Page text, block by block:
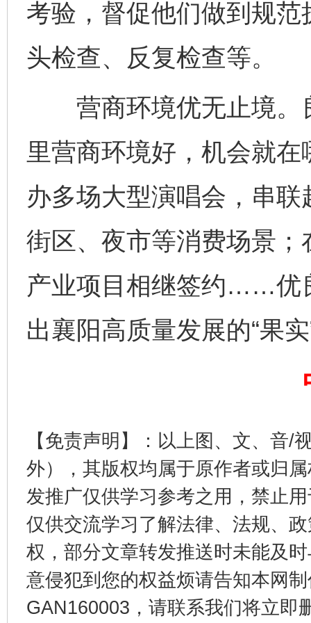
考验，督促他们做到规
头检查、反复检查等。
营商环境优无止境。
里营商环境好，机会就
办多场大型演唱会，串
街区、夜市等消费场景
产业项目相继签约……优
出襄阳高质量发展的“果
【免责声明】：以上图、文、音/
外），其版权均属于原作者或归
发推广仅供学习参考之用，禁止
仅供交流学习了解法律、法规、
权，部分文章转发推送时未能及
意侵犯到您的权益烦请告知本网
GAN160003，请联系我们将立即
公平竞争审查“十大案例”出炉！ 一纸欠